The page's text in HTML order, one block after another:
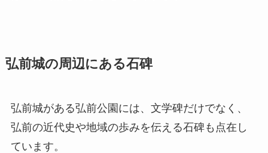
弘前城の周辺にある石碑
弘前城がある弘前公園には、文学碑だけでなく、
弘前の近代史や地域の歩みを伝える石碑も点在し
ています。